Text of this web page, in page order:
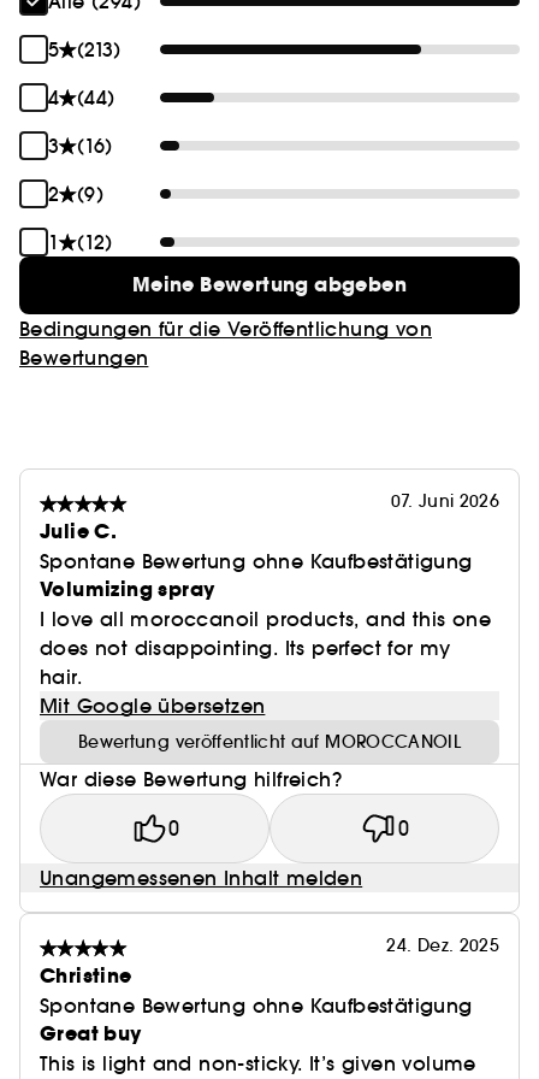
5
(213)
4
(44)
3
(16)
2
(9)
1
(12)
Meine Bewertung abgeben
Bedingungen für die Veröffentlichung von
Bewertungen
07. Juni 2026
Julie C.
Spontane Bewertung ohne Kaufbestätigung
Volumizing spray
I love all moroccanoil products, and this one
does not disappointing. Its perfect for my
hair.
Mit Google übersetzen
Bewertung veröffentlicht auf MOROCCANOIL
War diese Bewertung hilfreich?
0 0
Unangemessenen Inhalt melden
24. Dez. 2025
Christine
Spontane Bewertung ohne Kaufbestätigung
Great buy
This is light and non-sticky. It’s given volume